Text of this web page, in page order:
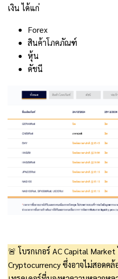
เงินได้แก่
Forex
สินค้าโภคภัณฑ์
หุ้น
ดัชนี
🚨 โบรกเกอร์ AC Capital
Cryptocurrency ซึ่งอาจไม่สอดคล้